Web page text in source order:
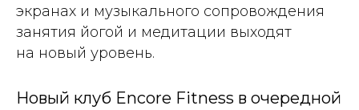
экранах и музыкального сопровождения
занятия йогой и медитации выходят
на новый уровень.
Новый клуб Encore Fitness в очередной